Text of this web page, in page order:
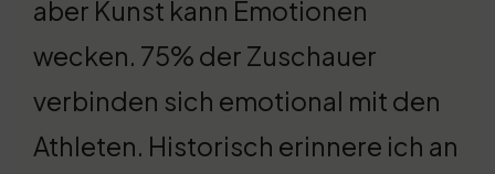
aber Kunst kann Emotionen
wecken. 75% der Zuschauer
verbinden sich emotional mit den
Athleten. Historisch erinnere ich an